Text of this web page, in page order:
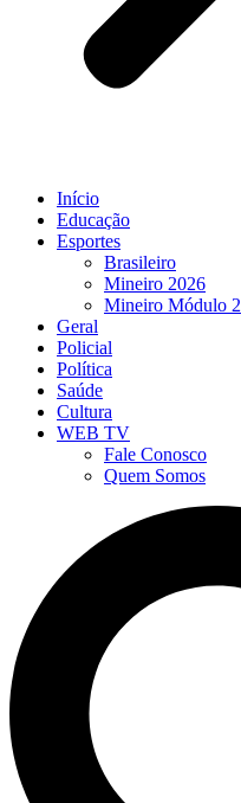
Início
Educação
Esportes
Brasileiro
Mineiro 2026
Mineiro Módulo 2
Geral
Policial
Política
Saúde
Cultura
WEB TV
Fale Conosco
Quem Somos